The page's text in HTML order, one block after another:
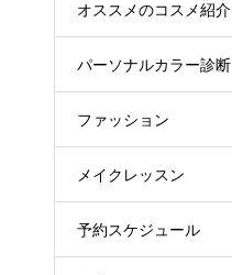
オススメのコスメ紹介
パーソナルカラー診断
ファッション
メイクレッスン
予約スケジュール